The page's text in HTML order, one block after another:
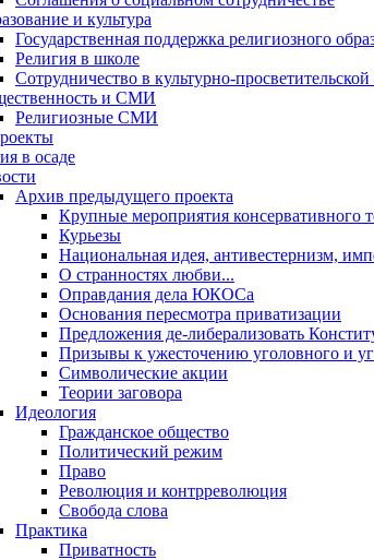
и культура
Государственная поддержка религиозного
Религия в школе
Сотрудничество в культурно-просветительской
и СМИ
Религиозные СМИ
в осаде
Архив предыдущего проекта
Крупные мероприятия консервативного
Курьезы
Национальная идея, антивестернизм,
О странностях любви...
Оправдания дела ЮКОСа
Основания пересмотра приватизации
Предложения де-либерализовать
Призывы к ужесточению уголовного и
Символические акции
Теории заговора
Идеология
Гражданское общество
Политический режим
Право
Революция и контрреволюция
Свобода слова
Практика
Приватность